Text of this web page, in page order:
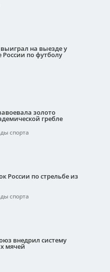
на выезде у
России по футболу
золото
гребле
спорта
России по стрельбе из
спорта
внедрил систему
мячей